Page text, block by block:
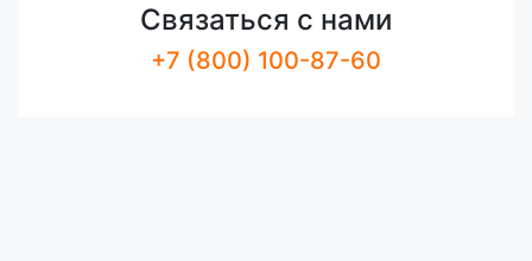
Связаться с нами
+7 (800) 100-87-60